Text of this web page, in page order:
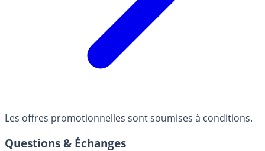
Les offres promotionnelles sont soumises à conditions.
Questions & Échanges